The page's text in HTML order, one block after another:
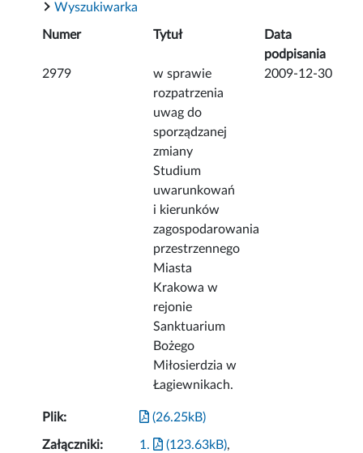
Wyszukiwarka
Numer Tytuł
Data
podpisania
2979
w sprawie
rozpatrzenia
uwag do
sporządzanej
zmiany
Studium
uwarunkowań
i kierunków
zagospodarowania
przestrzennego
Miasta
Krakowa w
rejonie
Sanktuarium
Bożego
Miłosierdzia w
Łagiewnikach.
2009-12-30
Plik: (26.25kB)
Załączniki: 1. (123.63kB),